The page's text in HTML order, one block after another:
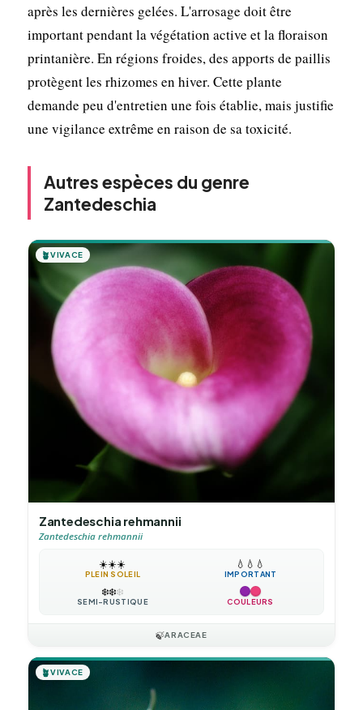
après les dernières gelées. L'arrosage doit être
important pendant la végétation active et la floraison
printanière. En régions froides, des apports de paillis
protègent les rhizomes en hiver. Cette plante
demande peu d'entretien une fois établie, mais justifie
une vigilance extrême en raison de sa toxicité.
Autres espèces du genre
Zantedeschia
🪴VIVACE
Zantedeschia rehmannii
Zantedeschia rehmannii
☀️☀️☀️
PLEIN SOLEIL
💧 💧 💧
IMPORTANT
❄️❄️❄️
SEMI-RUSTIQUE COULEURS
🍃ARACEAE
🪴VIVACE